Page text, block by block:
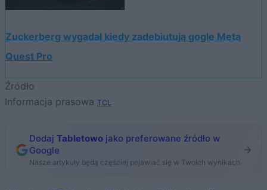
Zuckerberg wygadał kiedy zadebiutują gogle Meta
Quest Pro
Źródło
Informacja prasowa TCL
Dodaj Tabletowo jako preferowane źródło w
Google
Nasze artykuły będą częściej pojawiać się w Twoich wynikach